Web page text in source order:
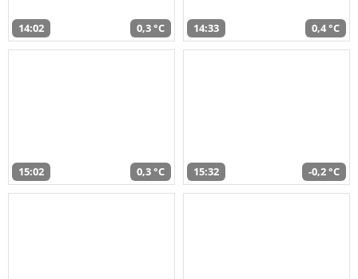
14:02 0,3 °C 14:33 0,4 °C
15:02 0,3 °C 15:32 -0,2 °C